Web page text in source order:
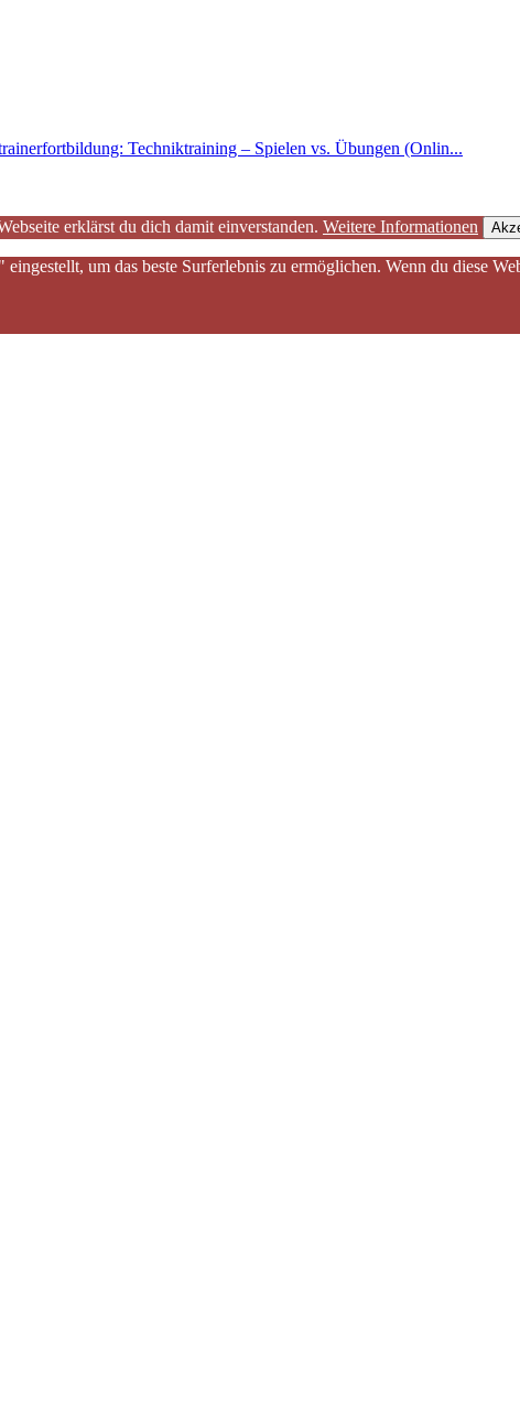
Techniktraining – Spielen vs. Übungen (Onlin...
erklärst du dich damit einverstanden. Weitere Informationen
um das beste Surferlebnis zu ermöglichen. Wenn du diese